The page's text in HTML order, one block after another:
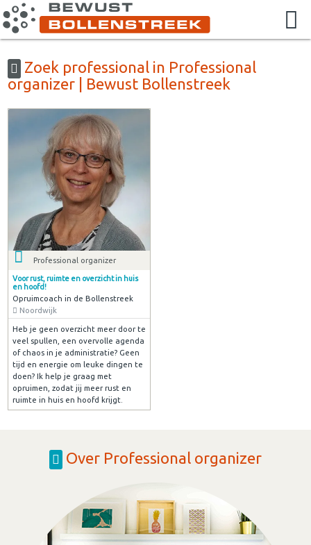
Zoek professional in Professional
organizer | Bewust Bollenstreek
Professional organizer
Voor rust, ruimte en overzicht in huis
en hoofd!
Opruimcoach in de Bollenstreek
Noordwijk
Heb je geen overzicht meer door te
veel spullen, een overvolle agenda
of chaos in je administratie? Geen
tijd en energie om leuke dingen te
doen? Ik help je graag met
opruimen, zodat jij meer rust en
ruimte in huis en hoofd krijgt.
Over Professional organizer